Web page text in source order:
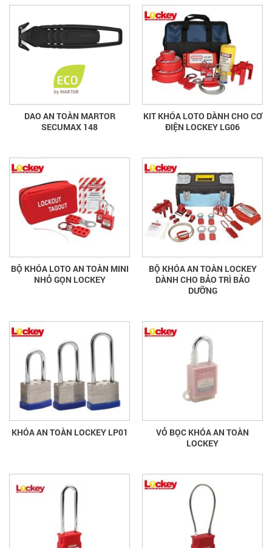
DAO AN TOÀN MARTOR
SECUMAX 148
KIT KHÓA LOTO DÀNH CHO CƠ
ĐIỆN LOCKEY LG06
BỘ KHÓA LOTO AN TOÀN MINI
NHỎ GỌN LOCKEY
BỘ KHÓA AN TOÀN LOCKEY
DÀNH CHO BẢO TRÌ BẢO
DƯỠNG
KHÓA AN TOÀN LOCKEY LP01
VỎ BỌC KHÓA AN TOÀN
LOCKEY